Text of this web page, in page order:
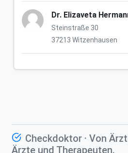
Dr. Elizaveta
Steinstraße 30
37213 Witzenhausen
Checkdoktor · Von
Ärzte und Therapeuten.